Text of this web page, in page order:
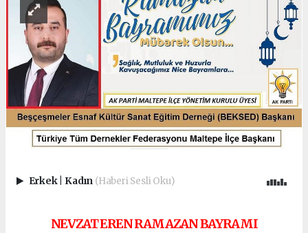
Erkek Kadın (Haberi Sesli Oku)
NEVZAT EREN RAMAZAN BAYRAMI